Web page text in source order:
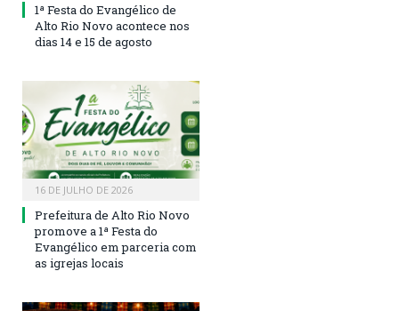
1ª Festa do Evangélico de
Alto Rio Novo acontece nos
dias 14 e 15 de agosto
16 DE JULHO DE 2026
Prefeitura de Alto Rio Novo
promove a 1ª Festa do
Evangélico em parceria com
as igrejas locais